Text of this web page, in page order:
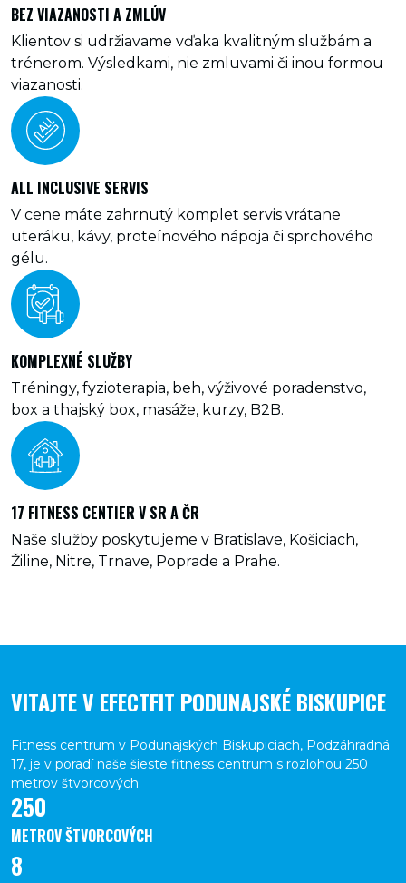
BEZ VIAZANOSTI A ZMLÚV
Klientov si udržiavame vďaka kvalitným službám a
trénerom. Výsledkami, nie zmluvami či inou formou
viazanosti.
ALL INCLUSIVE SERVIS
V cene máte zahrnutý komplet servis vrátane
uteráku, kávy, proteínového nápoja či sprchového
gélu.
KOMPLEXNÉ SLUŽBY
Tréningy, fyzioterapia, beh, výživové poradenstvo,
box a thajský box, masáže, kurzy, B2B.
17 FITNESS CENTIER V SR A ČR
Naše služby poskytujeme v Bratislave, Košiciach,
Žiline, Nitre, Trnave, Poprade a Prahe.
VITAJTE V EFECTFIT PODUNAJSKÉ BISKUPICE
Fitness centrum v Podunajských Biskupiciach, Podzáhradná
17, je v poradí naše šieste fitness centrum s rozlohou 250
metrov štvorcových.
250
METROV ŠTVORCOVÝCH
8